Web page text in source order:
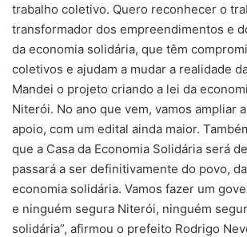
trabalho coletivo. Quero reconhecer o
transformador dos empreendimentos e
da economia solidária, que têm
coletivos e ajudam a mudar a realidade
Mandei o projeto criando a lei da
Niterói. No ano que vem, vamos ampliar
apoio, com um edital ainda maior.
que a Casa da Economia Solidária será
passará a ser definitivamente do povo,
economia solidária. Vamos fazer um
e ninguém segura Niterói, ninguém
solidária”, afirmou o prefeito Rodrigo